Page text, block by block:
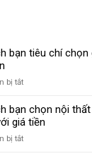
bạn tiêu chí chọn
bị tắtở
Khoa
mách
tiêu
bạn chọn nội
giá tiền
bị tắtở